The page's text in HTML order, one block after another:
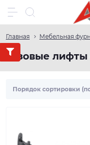
Главная Мебельная
Газовые